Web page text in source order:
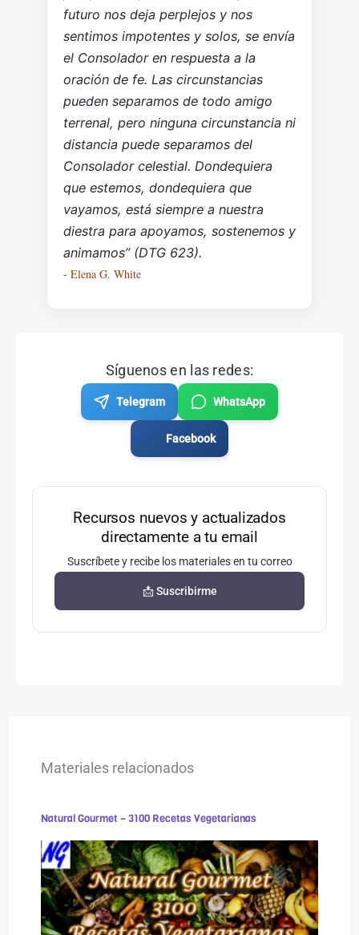
futuro nos deja perplejos y nos
sentimos impotentes y solos, se envía
el Consolador en respuesta a la
oración de fe. Las circunstancias
pueden separamos de todo amigo
terrenal, pero ninguna circunstancia ni
distancia puede separamos del
Consolador celestial. Dondequiera
que estemos, dondequiera que
vayamos, está siempre a nuestra
diestra para apoyamos, sostenemos y
animamos” (DTG 623).
- Elena G. White
Síguenos en las redes:
Telegram WhatsApp
Facebook
Recursos nuevos y actualizados
directamente a tu email
Suscríbete y recibe los materiales en tu correo
📩 Suscribirme
Materiales relacionados
Natural Gourmet – 3100 Recetas Vegetarianas